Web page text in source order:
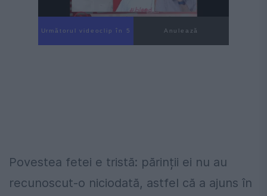
Următorul videoclip în 4 Anulează
Povestea fetei e tristă: părinții ei nu au
recunoscut-o niciodată, astfel că a ajuns în